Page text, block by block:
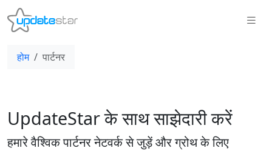
होम पार्टनर
UpdateStar के साथ साझेदारी करें
हमारे वैश्विक पार्टनर नेटवर्क से जुड़ें और ग्रोथ के लिए